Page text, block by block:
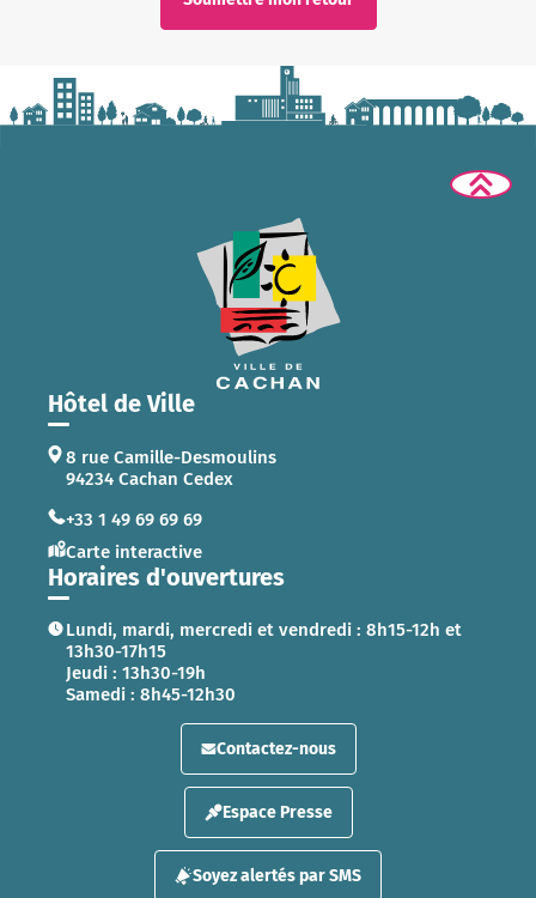
Hôtel de Ville
8 rue Camille-Desmoulins
94234 Cachan Cedex
+33 1 49 69 69 69
Carte interactive
Horaires d'ouvertures
Lundi, mardi, mercredi et vendredi : 8h15-12h et
13h30-17h15
Jeudi : 13h30-19h
Samedi : 8h45-12h30
Contactez-nous
Espace Presse
Soyez alertés par SMS